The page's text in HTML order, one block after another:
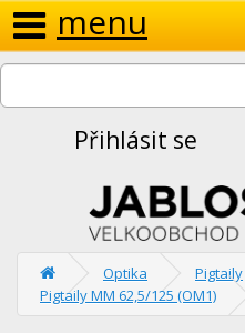
menu
Přihlásit se
Optika
Pigtaily
Pigtaily MM 62,5/125 (OM1)